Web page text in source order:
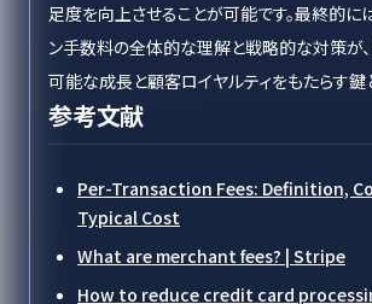
足度を向上させることが可能です。最終的に
ン手数料の全体的な理解と戦略的な対策が
可能な成長と顧客ロイヤルティをもたらす鍵
参考文献
Per-Transaction Fees: Definition,
Typical Cost
What are merchant fees? | Stripe
How to reduce credit card